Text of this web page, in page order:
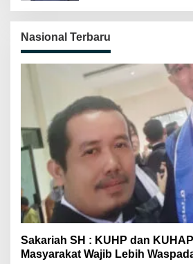
Nasional Terbaru
Sakariah SH : KUHP dan
Masyarakat Wajib Lebih